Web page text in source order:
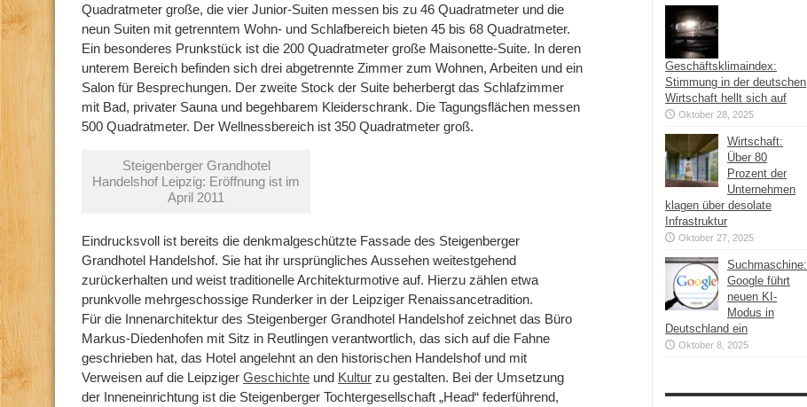
Quadratmeter große, die vier Junior-Suiten messen bis zu 46 Quadratmeter und die
neun Suiten mit getrenntem Wohn- und Schlafbereich bieten 45 bis 68 Quadratmeter.
Ein besonderes Prunkstück ist die 200 Quadratmeter große Maisonette-Suite. In deren
unterem Bereich befinden sich drei abgetrennte Zimmer zum Wohnen, Arbeiten und ein
Salon für Besprechungen. Der zweite Stock der Suite beherbergt das Schlafzimmer
mit Bad, privater Sauna und begehbarem Kleiderschrank. Die Tagungsflächen messen
500 Quadratmeter. Der Wellnessbereich ist 350 Quadratmeter groß.
Steigenberger Grandhotel
Handelshof Leipzig: Eröffnung ist im
April 2011
Eindrucksvoll ist bereits die denkmalgeschützte Fassade des Steigenberger
Grandhotel Handelshof. Sie hat ihr ursprüngliches Aussehen weitestgehend
zurückerhalten und weist traditionelle Architekturmotive auf. Hierzu zählen etwa
prunkvolle mehrgeschossige Runderker in der Leipziger Renaissancetradition.
Für die Innenarchitektur des Steigenberger Grandhotel Handelshof zeichnet das Büro
Markus-Diedenhofen mit Sitz in Reutlingen verantwortlich, das sich auf die Fahne
geschrieben hat, das Hotel angelehnt an den historischen Handelshof und mit
Verweisen auf die Leipziger Geschichte und Kultur zu gestalten. Bei der Umsetzung
der Inneneinrichtung ist die Steigenberger Tochtergesellschaft „Head“ federführend,
Geschäftsklimaindex:
Stimmung in der deutschen
Wirtschaft hellt sich auf
Oktober 28, 2025
Wirtschaft:
Über 80
Prozent der
Unternehmen
klagen über desolate
Infrastruktur
Oktober 27, 2025
Suchmaschine:
Google führt
neuen KI-
Modus in
Deutschland ein
Oktober 8, 2025